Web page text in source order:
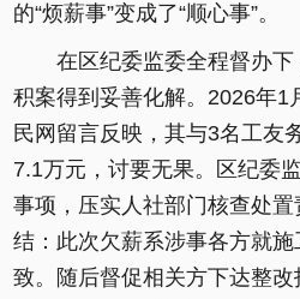
的“烦薪事”变成了“顺心事”。
在区纪委监委全程督办下
积案得到妥善化解。2026年1
民网留言反映，其与3名工友
7.1万元，讨要无果。区纪委
事项，压实人社部门核查处
结：此次欠薪系涉事各方就
致。随后督促相关方下达整改